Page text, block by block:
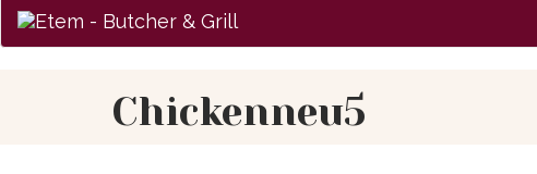
Chickenneu5